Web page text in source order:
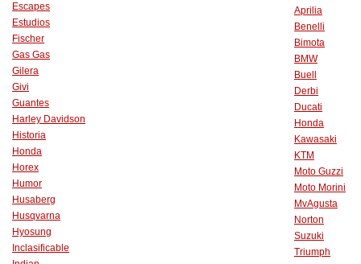
Escapes
Estudios
Fischer
Gas Gas
Gilera
Givi
Guantes
Harley Davidson
Historia
Honda
Horex
Humor
Husaberg
Husqvarna
Hyosung
Inclasificable
Aprilia
Benelli
Bimota
BMW
Buell
Derbi
Ducati
Honda
Kawasaki
KTM
Moto Guzzi
Moto Morini
MvAgusta
Norton
Suzuki
Triumph